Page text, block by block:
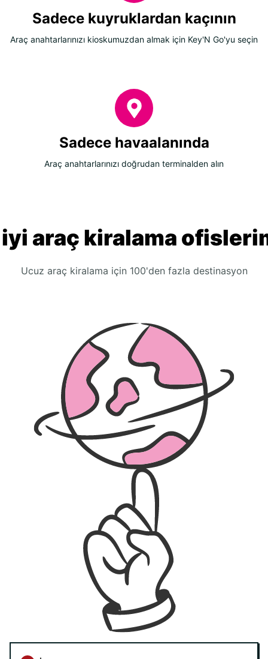
Sadece kuyruklardan kaçının
Araç anahtarlarınızı kioskumuzdan almak için Key'N Go'yu seçin
Sadece havaalanında
Araç anahtarlarınızı doğrudan terminalden alın
iyi araç kiralama
Ucuz araç kiralama için 100'den fazla destinasyon